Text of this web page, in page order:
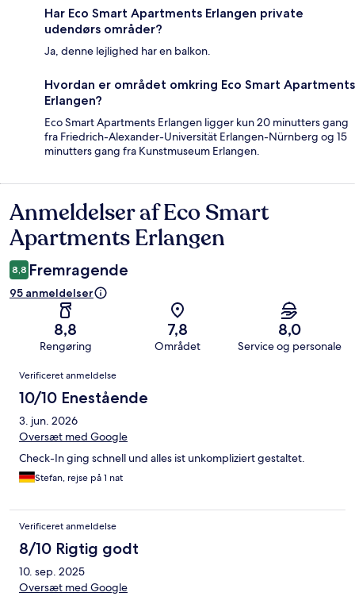
Har Eco Smart Apartments Erlangen private
udendørs områder?
Ja, denne lejlighed har en balkon.
Hvordan er området omkring Eco Smart Apartments
Erlangen?
Eco Smart Apartments Erlangen ligger kun 20 minutters gang
fra Friedrich-Alexander-Universität Erlangen-Nürnberg og 15
minutters gang fra Kunstmuseum Erlangen.
Anmeldelser
Anmeldelser af Eco Smart
Apartments Erlangen
8,8 Fremragende
95 anmeldelser
8,8
Rengøring
7,8
Området
8,0
Service og personale
Anmeldelser
Verificeret anmeldelse
10/10 Enestående
3. jun. 2026
Oversæt med Google
Check-In ging schnell und alles ist unkompliziert gestaltet.
Stefan, rejse på 1 nat
Verificeret anmeldelse
8/10 Rigtig godt
10. sep. 2025
Oversæt med Google